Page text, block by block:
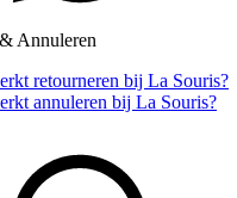
Annuleren
retourneren bij La Souris?
annuleren bij La Souris?